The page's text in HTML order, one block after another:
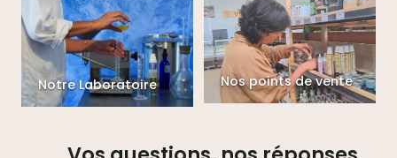
Notre Laboratoire Nos points de vente